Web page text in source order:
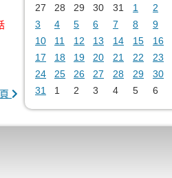
27
28 29 30 31 1
2
3
4 5 6 7 8
9
10
11 12 13 14 15
16
17
18 19 20 21 22
23
24
25 26 27 28 29
30
31
1 2 3 4 5 6